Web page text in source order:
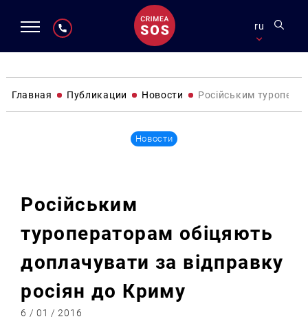
ru
Главная Публикации Новости Російським
Новости
Російським
туроператорам обіцяють
доплачувати за відправку
росіян до Криму
6 / 01 / 2016